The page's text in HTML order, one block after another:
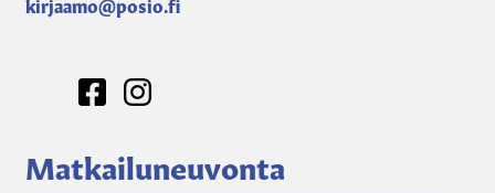
Matkailuneuvonta